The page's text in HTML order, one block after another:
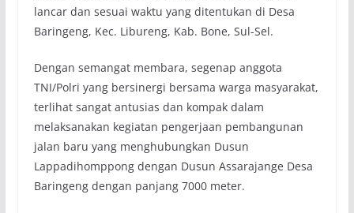
lancar dan sesuai waktu yang ditentukan di Desa
Baringeng, Kec. Libureng, Kab. Bone, Sul-Sel.
Dengan semangat membara, segenap anggota
TNI/Polri yang bersinergi bersama warga masyarakat,
terlihat sangat antusias dan kompak dalam
melaksanakan kegiatan pengerjaan pembangunan
jalan baru yang menghubungkan Dusun
Lappadihomppong dengan Dusun Assarajange Desa
Baringeng dengan panjang 7000 meter.